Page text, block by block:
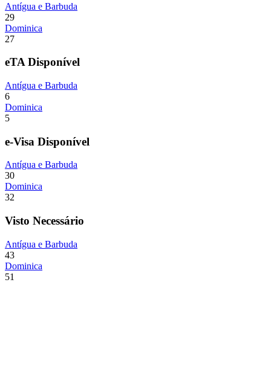
Antígua e Barbuda
29
Dominica
27
eTA Disponível
Antígua e Barbuda
6
Dominica
5
e-Visa Disponível
Antígua e Barbuda
30
Dominica
32
Visto Necessário
Antígua e Barbuda
43
Dominica
51